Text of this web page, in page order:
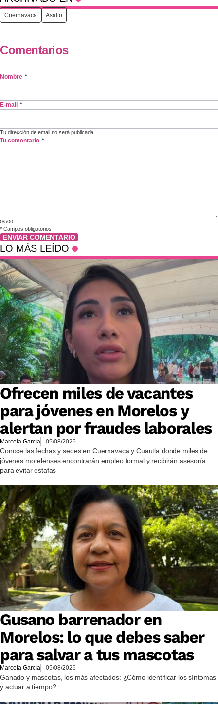
Cuernavaca Asalto
Comentarios
Nombre *
E-mail *
Tu dirección de email no será publicada.
Tu comentario *
0/500
* Campos obligatorios
ENVIAR COMENTARIO
LO MÁS LEÍDO
Ofrecen miles de vacantes
para jóvenes en Morelos y
alertan por fraudes laborales
Marcela García 05/08/2026
Conoce las fechas y sedes en Cuernavaca y Cuautla donde miles de
jóvenes morelenses encontrarán empleo formal y recibirán asesoría
para evitar estafas
Gusano barrenador en
Morelos: lo que debes saber
para salvar a tus mascotas
Marcela García 05/08/2026
Ganado y mascotas, los más afectados: ¿Cómo identificar los síntomas
y actuar a tiempo?